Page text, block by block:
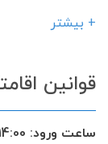
تلویزیون
+ بیشتر
قوانین
ساعت ورود: